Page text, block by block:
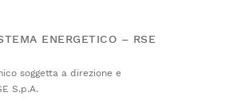
ENERGETICO – RSE
soggetta a direzione e
S.p.A.